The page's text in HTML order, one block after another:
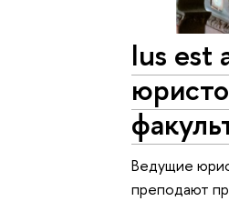
Ius est
Ведущие
преподают